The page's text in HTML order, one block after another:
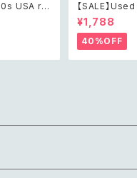
USA ret
h
necklace
ゴン デザ
【SALE】
otanical
e short pants
カ ユーズド 古着 ライトグリー
ン ボタニカル
ット ショートパ
¥1,788
40%OFF